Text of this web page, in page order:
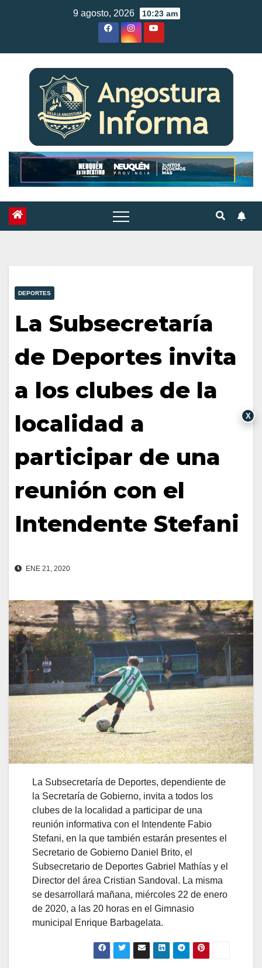
9 agosto, 2026 10:23 am
DEPORTES
La Subsecretaría
de Deportes invita
a los clubes de la
localidad a
participar de una
reunión con el
Intendente Stefani
ENE 21, 2020
La Subsecretaría de Deportes, dependiente de
la Secretaría de Gobierno, invita a todos los
clubes de la localidad a participar de una
reunión informativa con el Intendente Fabio
Stefani, en la que también estarán presentes el
Secretario de Gobierno Daniel Brito, el
Subsecretario de Deportes Gabriel Mathías y el
Director del área Cristian Sandoval. La misma
se desarrollará mañana, miércoles 22 de enero
de 2020, a las 20 horas en el Gimnasio
municipal Enrique Barbagelata.
X